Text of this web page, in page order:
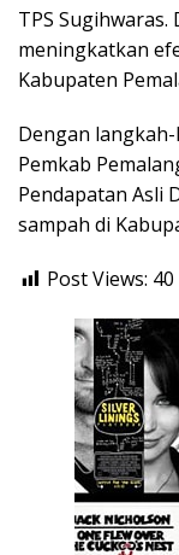
TPS
meningkatkan
Kabupaten
Dengan
Pemkab
Pendapatan Asli
sampah di
Post Views: 40